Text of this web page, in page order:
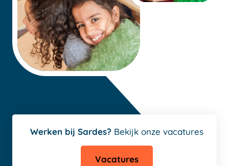
Werken bij Sardes? Bekijk onze vacatures
Vacatures